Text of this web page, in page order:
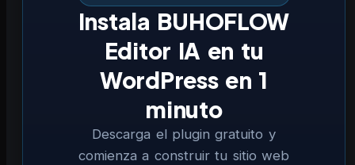
Instala BUHOFLOW
Editor IA en tu
WordPress en 1
minuto
Descarga el plugin gratuito y
comienza a construir tu sitio web